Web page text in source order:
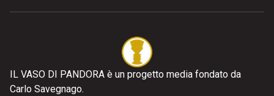
IL VASO DI PANDORA è un progetto media fondato da
Carlo Savegnago.